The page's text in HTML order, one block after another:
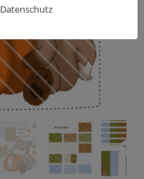
Datenschutz